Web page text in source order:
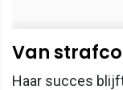
Van
Haar succes